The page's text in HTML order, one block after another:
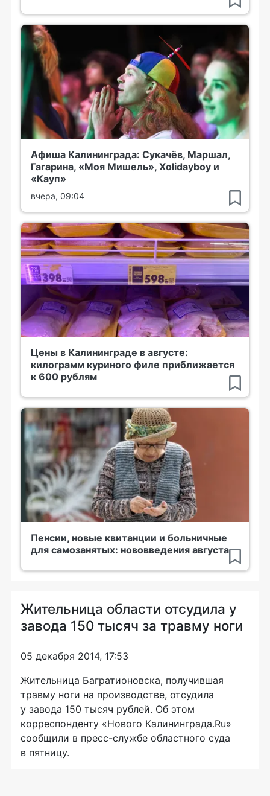
Афиша Калининграда: Сукачёв, Маршал,
Гагарина, «Моя Мишель», Xolidayboy и
«Кауп»
вчера, 09:04
Цены в Калининграде в августе:
килограмм куриного филе приближается
к 600 рублям
Пенсии, новые квитанции и больничные
для самозанятых: нововведения августа
Жительница области отсудила у
завода 150 тысяч за травму ноги
05 декабря 2014, 17:53
Жительница Багратионовска, получившая
травму ноги на производстве, отсудила
у завода 150 тысяч рублей. Об этом
корреспонденту «Нового Калининграда.Ru»
сообщили в пресс-службе областного суда
в пятницу.